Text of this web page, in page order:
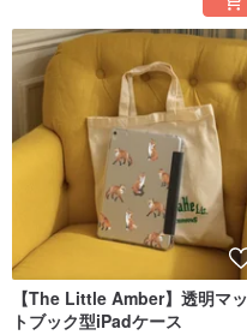
【The Little Amber】透明マッ
トブック型iPadケース